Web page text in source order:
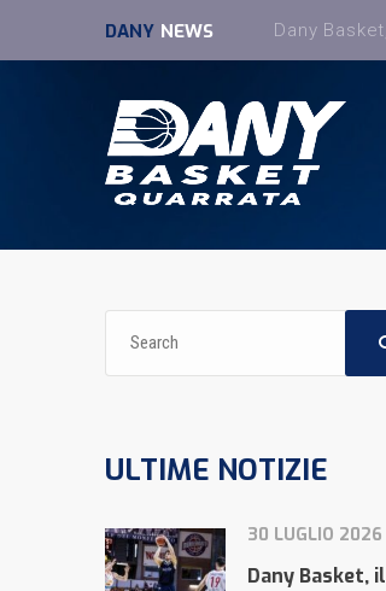
DANY NEWS
ULTIME NOTIZIE
30 LUGLIO 2026
Dany Basket, il